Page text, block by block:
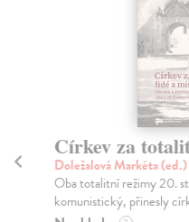
Církev za
Doležalová Markéta (ed.)
Oba totalitní režimy 20.
komunistický, přinesly